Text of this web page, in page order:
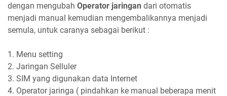
dengan mengubah Operator jaringan dari otomatis
menjadi manual kemudian mengembalikannya menjadi
semula, untuk caranya sebagai berikut :
1. Menu setting
2. Jaringan Selluler
3. SIM yang digunakan data Internet
4. Operator jaringa ( pindahkan ke manual beberapa menit